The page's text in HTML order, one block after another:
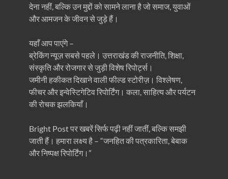
देना नहीं, बल्कि उन मुद्दों को सामने लाना है जो समाज, युवाओं
और आमजन के जीवन से जुड़े हैं।
यहाँ आप पाएंगे –
ब्रेकिंग न्यूज़ सबसे पहले। उत्तराखंड की राजनीति, शिक्षा,
संस्कृति और रोजगार से जुड़ी विशेष रिपोर्ट्स।
जमीनी हकीकत दिखाने वाली फील्ड स्टोरीज़। विश्लेषण,
फीचर और इन्वेस्टिगेटिव रिपोर्टिंग। कला, साहित्य और पर्यटन
की रोचक झलकियाँ।
Bright Post पर खबरें सिर्फ पढ़ी नहीं जातीं, बल्कि समझी
जाती हैं। हमारा लक्ष्य है – “जनहित की पत्रकारिता, बेबाक
और निष्पक्ष रिपोर्टिंग।”